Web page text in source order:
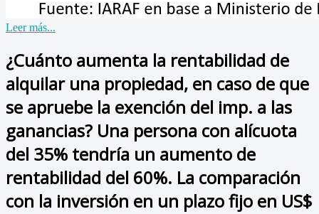
Leer más...
¿Cuánto aumenta la rentabilidad de
alquilar una propiedad, en caso de que
se apruebe la exención del imp. a las
ganancias? Una persona con alícuota
del 35% tendría un aumento de
rentabilidad del 60%. La comparación
con la inversión en un plazo fijo en US$